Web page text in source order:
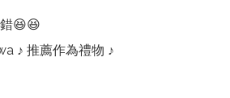
😆😆
♪ 推薦作為禮物 ♪